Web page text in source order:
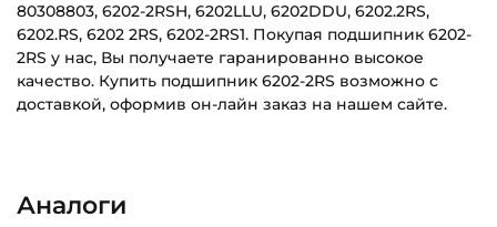
80308803, 6202-2RSH, 6202LLU, 6202DDU, 6202.2RS,
6202.RS, 6202 2RS, 6202-2RS1. Покупая подшипник 6202-
2RS у нас, Вы получаете гаранированно высокое
качество. Купить подшипник 6202-2RS возможно с
доставкой, оформив он-лайн заказ на нашем сайте.
Наружный диаметр (D):
Категория:
Аналоги